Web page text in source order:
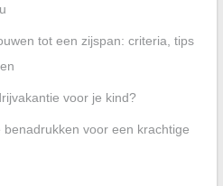
tot een zijspan: criteria, tips
voor je kind?
voor een krachtige